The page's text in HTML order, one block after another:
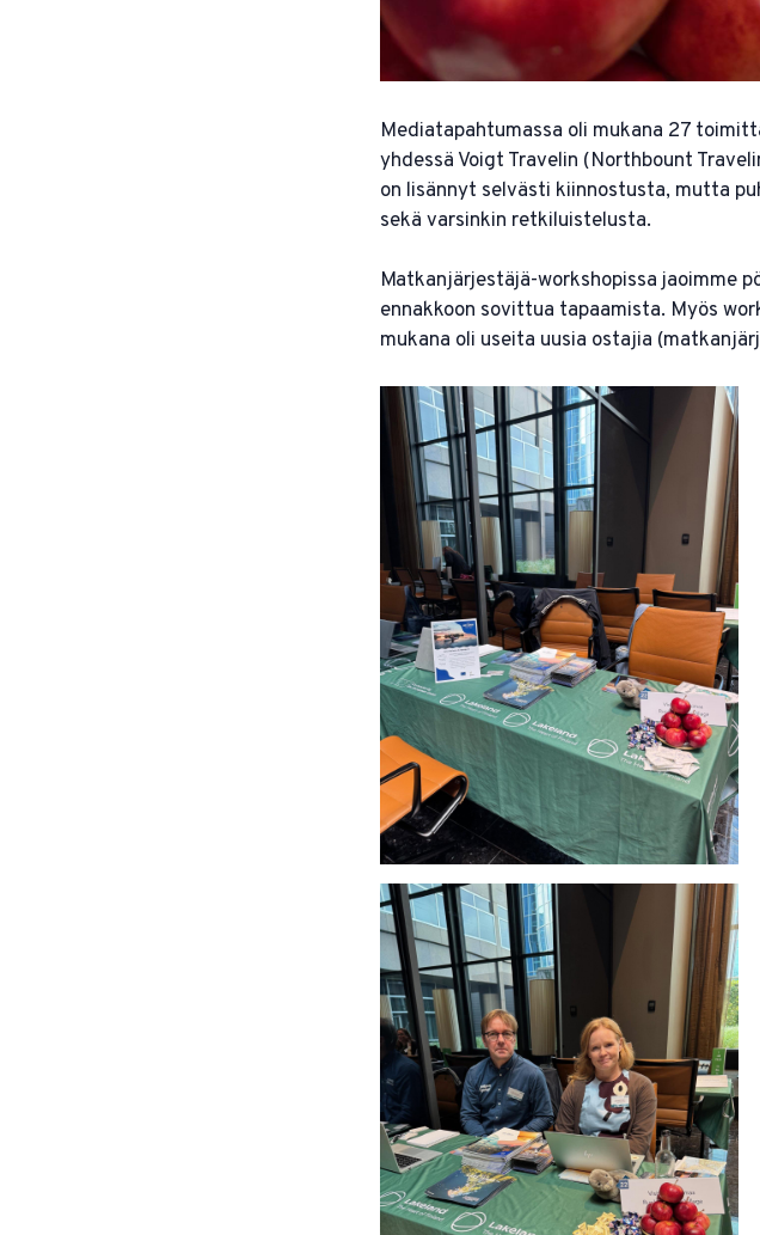
Mediatapahtumassa oli mukana 27
yhdessä Voigt Travelin (Northbount
on lisännyt selvästi kiinnostusta, mutta
sekä varsinkin retkiluistelusta.
Matkanjärjestäjä-workshopissa jaoimme
ennakkoon sovittua tapaamista. Myös
mukana oli useita uusia ostajia